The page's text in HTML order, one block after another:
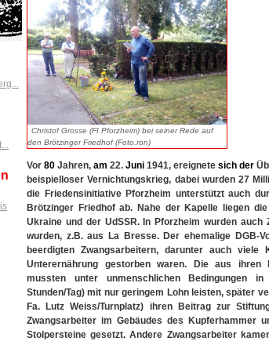
Christof Grosse (FI Pforzheim) bei seiner Rede auf
den Brötzinger Friedhof (Foto.ron)
Vor 80 Jahren, am 22. Juni 1941, ereignete sich der
beispielloser Vernichtungskrieg, dabei wurden 27
die Friedensinitiative Pforzheim unterstützt auch
Brötzinger Friedhof ab. Nahe der Kapelle liegen
Ukraine und der UdSSR. In Pforzheim wurden
wurden, z.B. aus La Bresse. Der ehemalige DGB-
beerdigten Zwangsarbeitern, darunter auch
Unterernährung gestorben waren. Die aus ihren
mussten unter unmenschlichen Bedingungen
Stunden/Tag) mit nur geringem Lohn leisten, später
Fa. Lutz Weiss/Turnplatz) ihren Beitrag zur
Zwangsarbeiter im Gebäudes des Kupferhammer
Stolpersteine gesetzt. Andere Zwangsarbeiter